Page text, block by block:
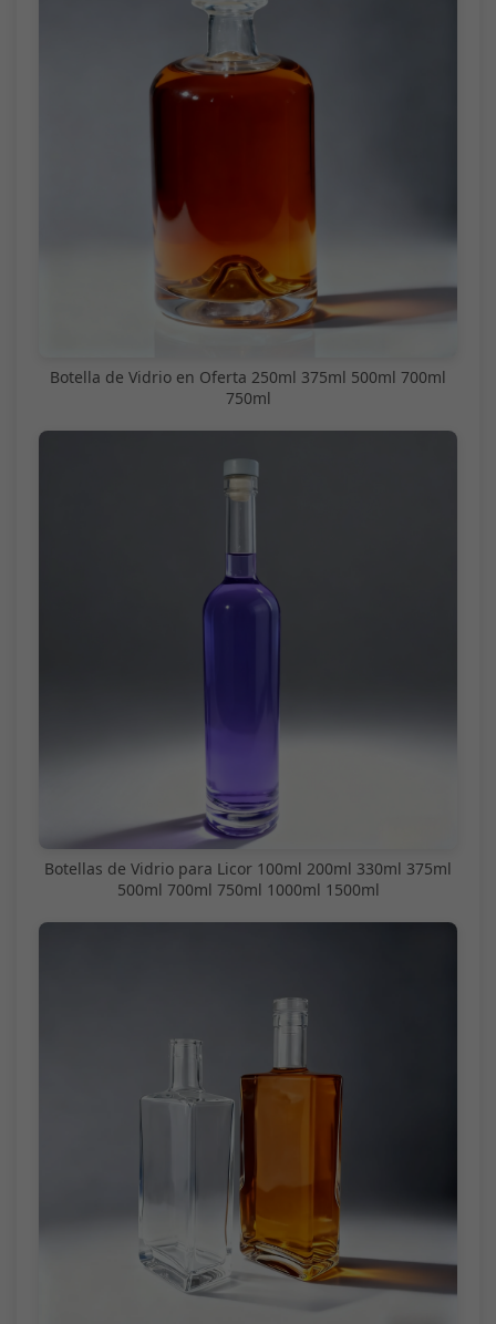
Botella de Vidrio en Oferta 250ml 375ml 500ml 700ml
750ml
Botellas de Vidrio para Licor 100ml 200ml 330ml 375ml
500ml 700ml 750ml 1000ml 1500ml